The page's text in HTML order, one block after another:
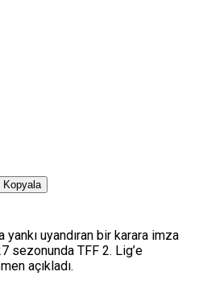
Kopyala
yankı uyandıran bir karara imza
sezonunda TFF 2. Lig’e
açıkladı.